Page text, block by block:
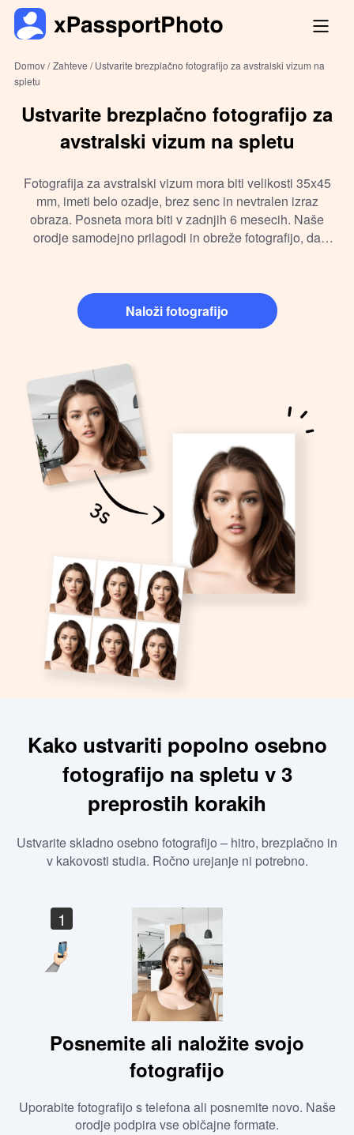
Domov / Zahteve /Ustvarite brezplačno fotografijo za avstralski vizum na
spletu
Ustvarite brezplačno fotografijo za
avstralski vizum na spletu
Fotografija za avstralski vizum mora biti velikosti 35x45
mm, imeti belo ozadje, brez senc in nevtralen izraz
obraza. Posneta mora biti v zadnjih 6 mesecih. Naše
orodje samodejno prilagodi in obreže fotografijo, da
Naloži fotografijo
Kako ustvariti popolno osebno
fotografijo na spletu v 3
preprostih korakih
Ustvarite skladno osebno fotografijo – hitro, brezplačno in
v kakovosti studia. Ročno urejanje ni potrebno.
1
Posnemite ali naložite svojo
fotografijo
Uporabite fotografijo s telefona ali posnemite novo. Naše
orodje podpira vse običajne formate.